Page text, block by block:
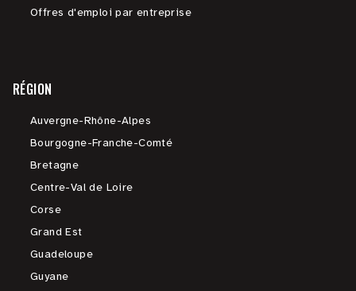
Offres d'emploi par entreprise
RÉGION
Auvergne-Rhône-Alpes
Bourgogne-Franche-Comté
Bretagne
Centre-Val de Loire
Corse
Grand Est
Guadeloupe
Guyane